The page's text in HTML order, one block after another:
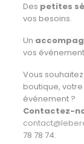
Des petites
vos besoins.
Un
vos
Vous
boutique,
événement ?
Contactez-
78 78 74.